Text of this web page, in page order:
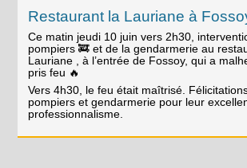
Restaurant la Lauriane à
Ce matin jeudi 10 juin vers 2h30,
pompiers 🚒 et de la gendarmerie au
Lauriane , à l’entrée de Fossoy, qui a
pris feu 🔥
Vers 4h30, le feu était maîtrisé.
pompiers et gendarmerie pour leur
professionnalisme.